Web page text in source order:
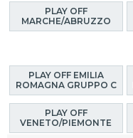
PLAY OFF
MARCHE/ABRUZZO
PLAY OFF EMILIA
ROMAGNA GRUPPO C
PLAY OFF
VENETO/PIEMONTE